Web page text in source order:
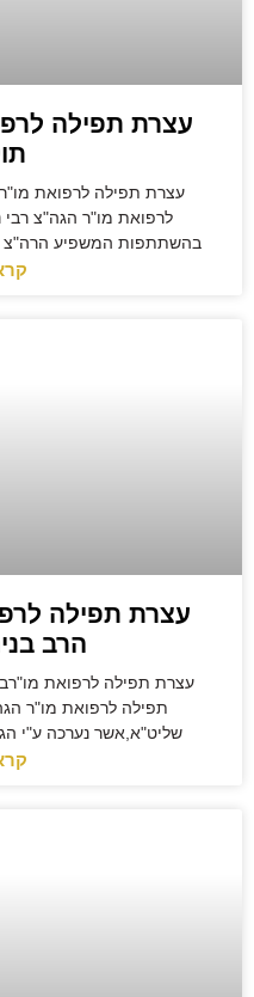
עצרת תפילה
עצרת תפילה לרפואת
לרפואת מו"ר הגה"צ רבי
בהשתתפות המשפיע הרה"צ
עצרת תפילה
הרב
עצרת תפילה לרפואת
תפילה לרפואת מו"ר
שליט"א,אשר נערכה ע"י